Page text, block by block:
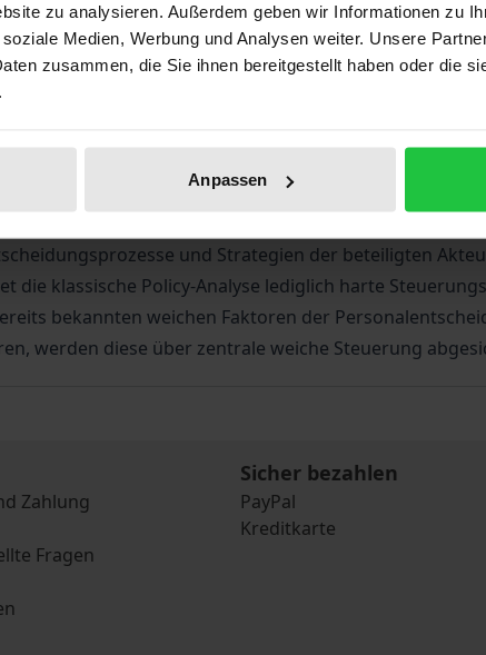
zu analysieren. Außerdem geben wir Informationen zu
Medien, Werbung und Analysen weiter. Unsere
zusammen, die Sie ihnen bereitgestellt haben oder die
Anpassen
eines neuen außenpolitischen Instruments:
Erhebung sämtlicher organisatorischer Einheiten und
und Strategien der beteiligten
klassische Policy-Analyse lediglich harte
bekannten weichen Faktoren der
werden diese über zentrale weiche Steuerung
Zahlung
Fragen
Sicher bezahlen
PayPal
Kreditkarte